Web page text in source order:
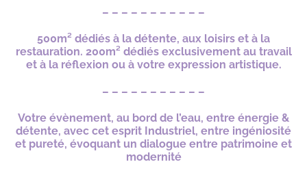
– – – – – – – – – – –
500m² dédiés à la détente, aux loisirs et à la
restauration. 200m² dédiés exclusivement au travail
et à la réflexion ou à votre expression artistique.
– – – – – – – – – – –
Votre évènement, au bord de l’eau, entre énergie &
détente, avec cet esprit Industriel, entre ingéniosité
et pureté, évoquant un dialogue entre patrimoine et
modernité